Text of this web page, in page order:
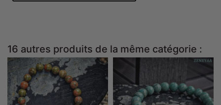
16 autres produits de la même catégorie :